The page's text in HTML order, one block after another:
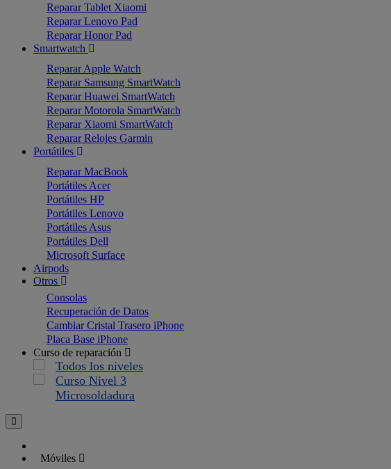
Reparar Tablet Xiaomi
Reparar Lenovo Pad
Reparar Honor Pad
Smartwatch
Reparar Apple Watch
Reparar Samsung SmartWatch
Reparar Huawei SmartWatch
Reparar Motorola SmartWatch
Reparar Xiaomi SmartWatch
Reparar Relojes Garmin
Portátiles
Reparar MacBook
Portátiles Acer
Portátiles HP
Portátiles Lenovo
Portátiles Asus
Portátiles Dell
Microsoft Surface
Airpods
Otros
Consolas
Recuperación de Datos
Cambiar Cristal Trasero iPhone
Placa Base iPhone
Curso de reparación
Todos los niveles
Curso Nivel 3
Microsoldadura
Móviles